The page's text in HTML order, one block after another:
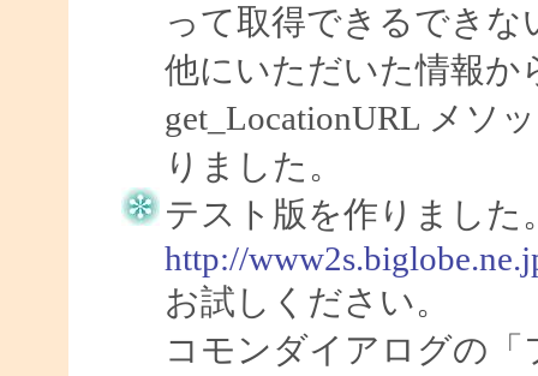
って取得できるでき
他にいただいた情報か
get_LocationURL メソ
りました。
テスト版を作りました
http://
お試しください。
コモンダイアログの